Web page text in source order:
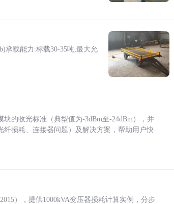
承载能力:标载30-35吨,最大允
的收光标准（典型值为-3dBm至-24dBm），并
损耗、连接器问题）及解决方案，帮助用户快
），提供1000kVA变压器损耗计算实例，分步